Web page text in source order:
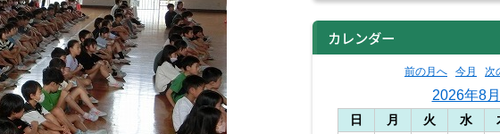
カレンダー
前の月へ 今月 次
2026年8月
日 月 火 水